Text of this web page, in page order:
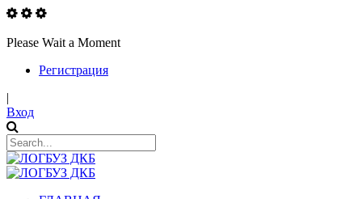
Please Wait a Moment
Регистрация
|
Вход